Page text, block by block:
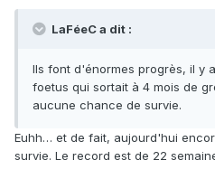
LaFéeC a dit :
Ils font d'énormes progrès, il y
foetus qui sortait à 4 mois de
aucune chance de survie.
Euhh… et de fait, aujourd'hui
survie. Le record est de 22